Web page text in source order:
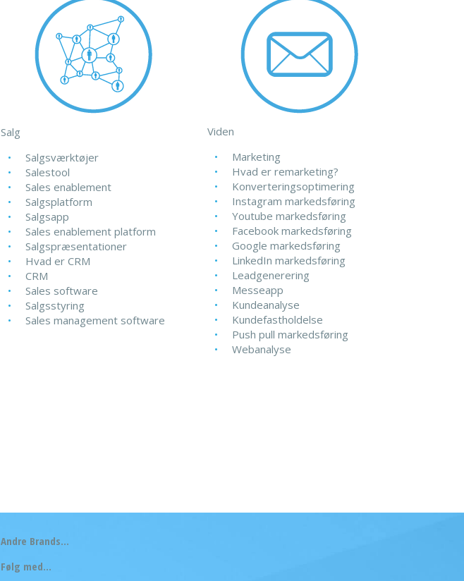
Salg
Salgsværktøjer
Salestool
Sales enablement
Salgsplatform
Salgsapp
Sales enablement platform
Salgspræsentationer
Hvad er CRM
CRM
Sales software
Salgsstyring
Sales management software
Viden
Marketing
Hvad er remarketing?
Konverteringsoptimering
Instagram markedsføring
Youtube markedsføring
Facebook markedsføring
Google markedsføring
LinkedIn markedsføring
Leadgenerering
Messeapp
Kundeanalyse
Kundefastholdelse
Push pull markedsføring
Webanalyse
Andre Brands...
Følg med...